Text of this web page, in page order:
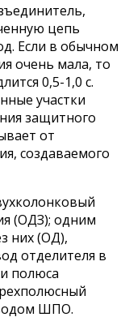
цепь
Если в обычном
очень мала, то
0,5-1,0 с.
участки
защитного
от
создаваемого
(ОДЗ); одним
них (ОД),
отделителя в
полюса
ШПО.